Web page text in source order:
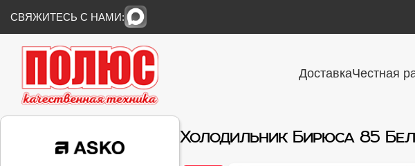
СВЯЖИТЕСЬ С НАМИ:
ДоставкаЧестная
Холодильник Бирюса 85